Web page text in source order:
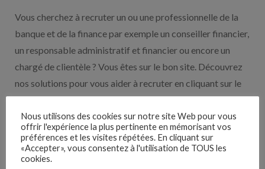
Vous cherchez à recruter un ou une professionnelle de la
banque et de la finance par exemple un conseiller financier,
un responsable administratif et financier ou encore un
chargé de clientèle ? Vous êtes sur le bon site. Découvrez
nos solutions pour vous aider à recruter en cliquant sur le
bouton ci-dessous.
Nos solutions entreprises
Nous utilisons des cookies sur notre site Web pour vous
offrir l'expérience la plus pertinente en mémorisant vos
préférences et les visites répétées. En cliquant sur
«Accepter», vous consentez à l'utilisation de TOUS les
cookies.